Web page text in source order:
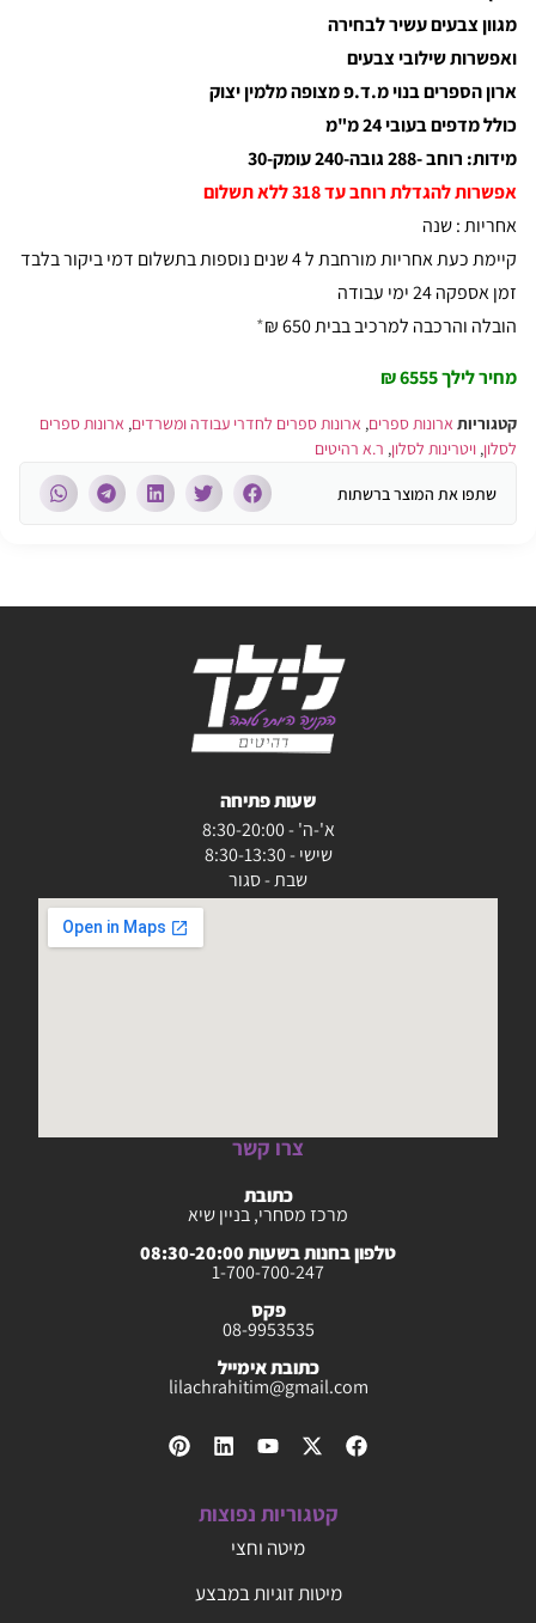
מגוון צבעים עשיר לבחירה
ואפשרות שילובי צבעים
ארון הספרים בנוי מ.ד.פ מצופה מלמין יצוק
כולל מדפים בעובי 24 מ"מ
מידות: רוחב -288 גובה-240 עומק-30
אפשרות להגדלת רוחב עד 318 ללא תשלום
אחריות : שנה
קיימת כעת אחריות מורחבת ל 4 שנים נוספות בתשלום דמי ביקור בלבד
זמן אספקה 24 ימי עבודה
הובלה והרכבה למרכיב בבית 650 ₪
*
מחיר לילך 6555 ₪
קטגוריות ארונות ספרים, ארונות ספרים לחדרי עבודה ומשרדים, ארונות ספרים
לסלון, ויטרינות לסלון, ר.א רהיטים
שתפו את המוצר ברשתות
שעות פתיחה
א'-ה' - 8:30-20:00
שישי - 8:30-13:30
שבת - סגור
צרו קשר
כתובת
מרכז מסחרי, בניין שיא
טלפון בחנות בשעות 08:30-20:00
1-700-700-247
פקס
08-9953535
כתובת אימייל
lilachrahitim@gmail.com
קטגוריות נפוצות
מיטה וחצי
מיטות זוגיות במבצע